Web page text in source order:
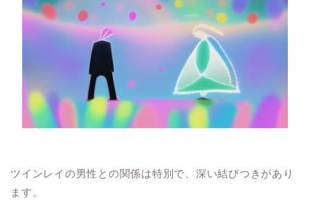
ツインレイの男性との関係は特別で、深い結びつきがあり
ます。